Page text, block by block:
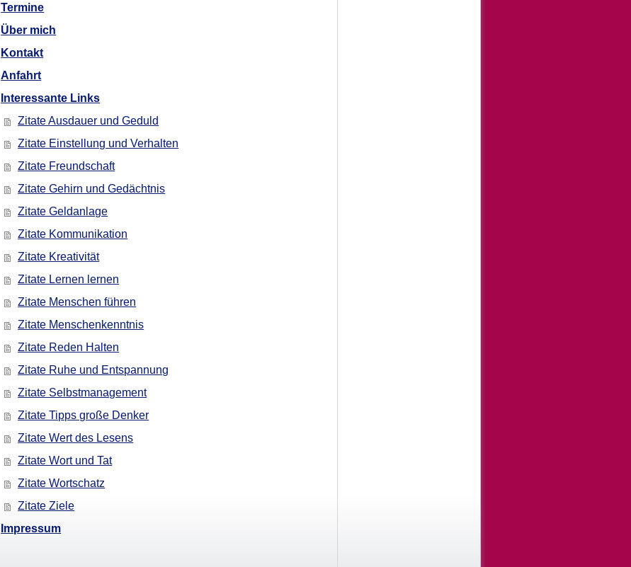
Termine
Über mich
Kontakt
Anfahrt
Interessante Links
Zitate Ausdauer und Geduld
Zitate Einstellung und Verhalten
Zitate Freundschaft
Zitate Gehirn und Gedächtnis
Zitate Geldanlage
Zitate Kommunikation
Zitate Kreativität
Zitate Lernen lernen
Zitate Menschen führen
Zitate Menschenkenntnis
Zitate Reden Halten
Zitate Ruhe und Entspannung
Zitate Selbstmanagement
Zitate Tipps große Denker
Zitate Wert des Lesens
Zitate Wort und Tat
Zitate Wortschatz
Zitate Ziele
Impressum